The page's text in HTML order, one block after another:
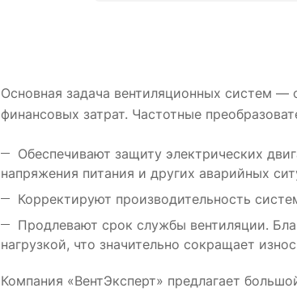
Основная задача вентиляционных систем
финансовых затрат. Частотные
Обеспечивают защиту электрических
напряжения питания и других аварийных
Корректируют производительность
Продлевают срок службы вентиляции.
нагрузкой, что значительно сокращает
Компания «ВентЭксперт» предлагает